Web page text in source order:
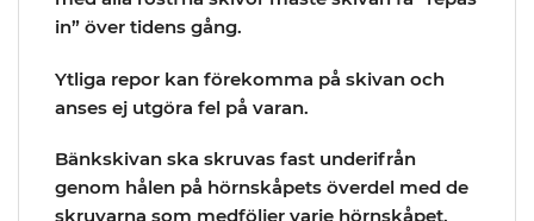
in” över tidens gång.
Ytliga repor kan förekomma på skivan och
anses ej utgöra fel på varan.
Bänkskivan ska skruvas fast underifrån
genom hålen på hörnskåpets överdel med de
skruvarna som medföljer varje hörnskåpet.